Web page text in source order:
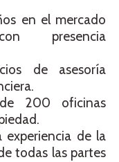
en el mercado
presencia
de asesoría
200 oficinas
experiencia de la
todas las partes